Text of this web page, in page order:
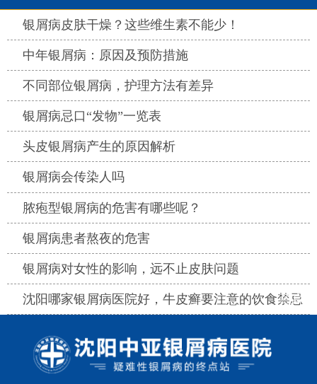
银屑病皮肤干燥？这些维生素不能少！
中年银屑病：原因及预防措施
不同部位银屑病，护理方法有差异
银屑病忌口“发物”一览表
头皮银屑病产生的原因解析
银屑病会传染人吗
脓疱型银屑病的危害有哪些呢？
银屑病患者熬夜的危害
银屑病对女性的影响，远不止皮肤问题
沈阳哪家银屑病医院好，牛皮癣要注意的饮食禁忌
热点